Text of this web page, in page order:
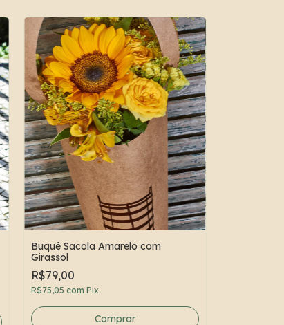
Buquê Sacola Amarelo com
Girassol
R$79,00
R$75,05 com Pix